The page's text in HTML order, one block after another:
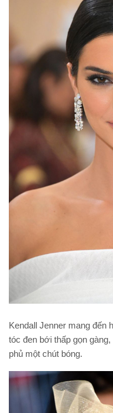
Kendall Jenner mang đến
tóc đen bới thấp gọn
phủ một chút bóng.